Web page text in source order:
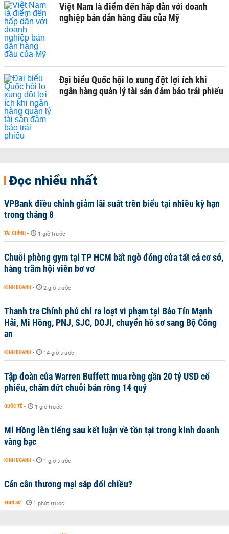
Việt Nam là điểm đến hấp dẫn với doanh
nghiệp bán dẫn hàng đầu của Mỹ
Đại biểu Quốc hội lo xung đột lợi ích khi
ngân hàng quản lý tài sản đảm bảo trái phiếu
Đọc nhiều nhất
VPBank điều chỉnh giảm lãi suất trên biểu tại nhiều kỳ hạn
trong tháng 8
TÀI CHÍNH - 1 giờ trước
Chuỗi phòng gym tại TP HCM bất ngờ đóng cửa tất cả cơ sở,
hàng trăm hội viên bơ vơ
KINH DOANH - 2 giờ trước
Thanh tra Chính phủ chỉ ra loạt vi phạm tại Bảo Tín Mạnh
Hải, Mi Hồng, PNJ, SJC, DOJI, chuyển hồ sơ sang Bộ Công
an
KINH DOANH - 14 giờ trước
Tập đoàn của Warren Buffett mua ròng gần 20 tỷ USD cổ
phiếu, chấm dứt chuỗi bán ròng 14 quý
QUỐC TẾ - 1 giờ trước
Mi Hồng lên tiếng sau kết luận về tồn tại trong kinh doanh
vàng bạc
KINH DOANH - 1 giờ trước
Cán cân thương mại sắp đổi chiều?
THỜI SỰ - 1 phút trước